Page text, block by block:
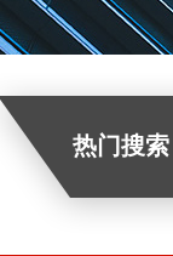
热门搜索